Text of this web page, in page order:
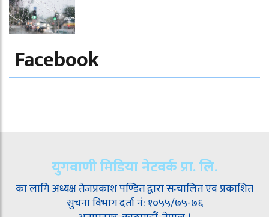
Facebook
युगवाणी मिडिया नेटवर्क प्रा. लि.
का लागि अध्यक्ष तेजप्रकाश पण्डित द्वारा सन्चालित एव प्रकाशित
सुचना विभाग दर्ता नं: १०५५/७५-७६